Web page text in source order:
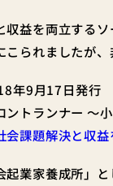
収益を両立する
られましたが
年9月17日発行
トランナー ～
会課題解決と収益
業家養成所」